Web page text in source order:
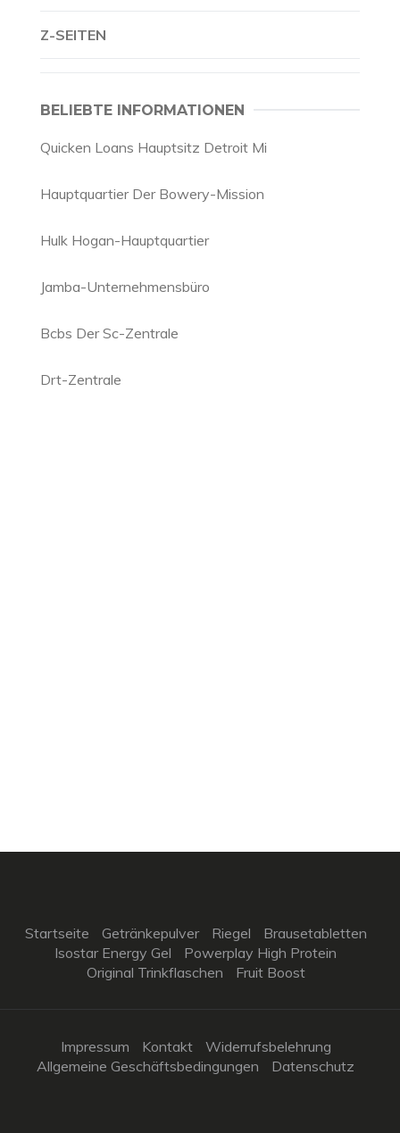
Z-SEITEN
BELIEBTE INFORMATIONEN
Quicken Loans Hauptsitz Detroit Mi
Hauptquartier Der Bowery-Mission
Hulk Hogan-Hauptquartier
Jamba-Unternehmensbüro
Bcbs Der Sc-Zentrale
Drt-Zentrale
Startseite Getränkepulver Riegel
Brausetabletten
Isostar Energy Gel
Powerplay High Protein
Original Trinkflaschen
Fruit Boost
Impressum Kontakt
Widerrufsbelehrung
Allgemeine Geschäftsbedingungen
Datenschutz